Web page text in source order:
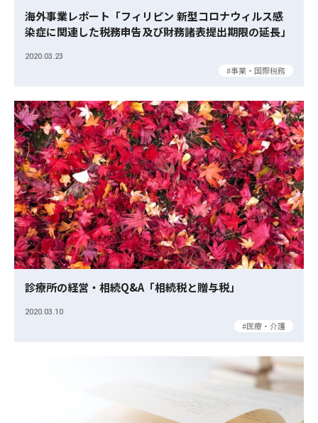
海外事業レポート「フィリピン 新型コロナウィルス感
染症に関連した税務申告及び財務諸表提出期限の延長」
2020.03.23
事業・国際税務
診療所の経営・相続Q&A「相続税と贈与税」
2020.03.10
医療・介護